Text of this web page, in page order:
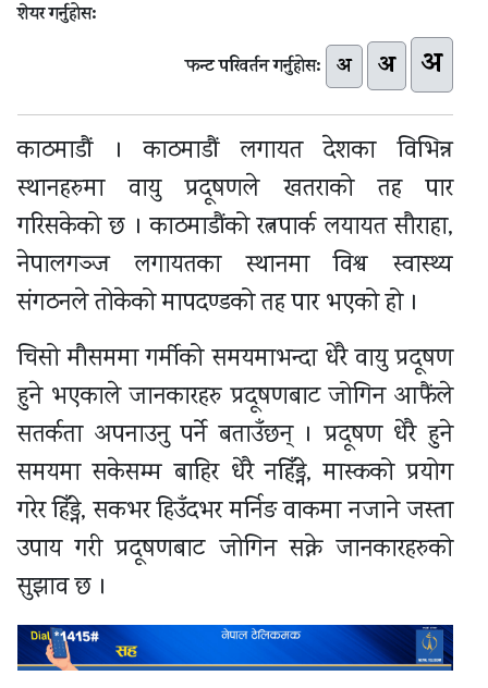
शेयर गर्नुहोस:
फन्ट परिवर्तन गर्नुहोस: अ अ अ
काठमाडौं । काठमाडौं लगायत देशका विभिन्न
स्थानहरुमा वायु प्रदूषणले खतराको तह पार
गरिसकेको छ । काठमाडौंको रत्नपार्क लयायत सौराहा,
नेपालगञ्ज लगायतका स्थानमा विश्व स्वास्थ्य
संगठनले तोकेको मापदण्डको तह पार भएको हो ।
चिसो मौसममा गर्मीको समयमाभन्दा धेरै वायु प्रदूषण
हुने भएकाले जानकारहरु प्रदूषणबाट जोगिन आफैंले
सतर्कता अपनाउनु पर्ने बताउँछन् । प्रदूषण धेरै हुने
समयमा सकेसम्म बाहिर धेरै नहिँड्ने, मास्कको प्रयोग
गरेर हिँड्ने, सकभर हिउँदभर मर्निङ वाकमा नजाने जस्ता
उपाय गरी प्रदूषणबाट जोगिन सक्ने जानकारहरुको
सुझाव छ ।